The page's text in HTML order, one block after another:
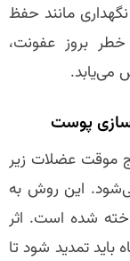
مانند حفظ
بروز عفونت،
می‌یابد.
سازی پوست
موقت عضلات زیر
این روش به
شده است. اثر
موقتی است و معمولاً هر ۴ تا ۶ ماه باید تمدید شود تا